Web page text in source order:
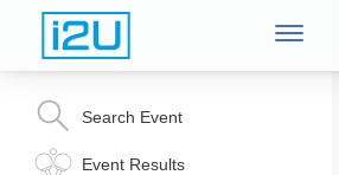
Search Event
Event Results